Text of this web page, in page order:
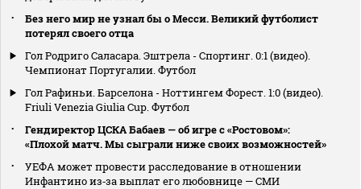
Без него мир не узнал бы о Месси. Великий футболист
потерял своего отца
Гол Родриго Саласара. Эштрела - Спортинг. 0:1 (видео).
Чемпионат Португалии. Футбол
Гол Рафиньи. Барселона - Ноттингем Форест. 1:0 (видео).
Friuli Venezia Giulia Cup. Футбол
Гендиректор ЦСКА Бабаев — об игре с «Ростовом»:
«Плохой матч. Мы сыграли ниже своих возможностей»
УЕФА может провести расследование в отношении
Инфантино из‑за выплат его любовнице — СМИ